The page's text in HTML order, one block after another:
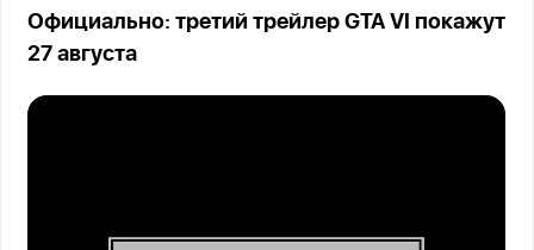
Официально: третий трейлер GTA VI покажут
27 августа